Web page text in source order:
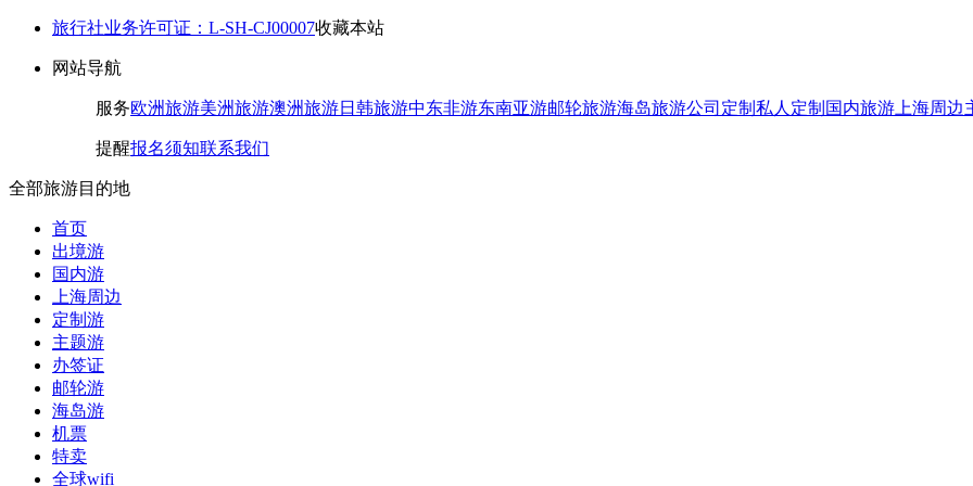
旅行社业务许可证：L-SH-CJ00007收藏本站
网站导航
服务欧洲旅游美洲旅游澳洲旅游日韩旅游中东非游东南亚游邮轮旅游海岛旅游公司定制 私人定制 国内旅游 上海周边
提醒报名须知联系我们
全部旅游目的地
首页
出境游
国内游
上海周边
定制游
主题游
办签证
邮轮游
海岛游
机票
特卖
全球wifi